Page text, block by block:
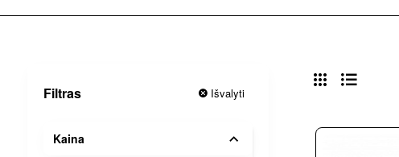
Filtras Išvalyti
Kaina